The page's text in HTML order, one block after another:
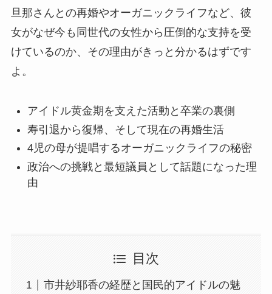
旦那さんとの再婚やオーガニックライフなど、彼
女がなぜ今も同世代の女性から圧倒的な支持を受
けているのか、その理由がきっと分かるはずです
よ。
アイドル黄金期を支えた活動と卒業の裏側
寿引退から復帰、そして現在の再婚生活
4児の母が提唱するオーガニックライフの秘密
政治への挑戦と最短議員として話題になった理
由
目次
市井紗耶香の経歴と国民的アイドルの魅